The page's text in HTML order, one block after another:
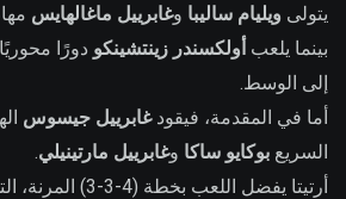
يتولى ويليام ساليبا وغابرييل ماغالهايس
بينما يلعب أولكسندر زينتشينكو دورًا
إلى الوسط.
أما في المقدمة، فيقودغابرييل جيسوس
السريع بوكايو ساكا وغابرييل مارتينيلي.
أرتيتا يفضل اللعب